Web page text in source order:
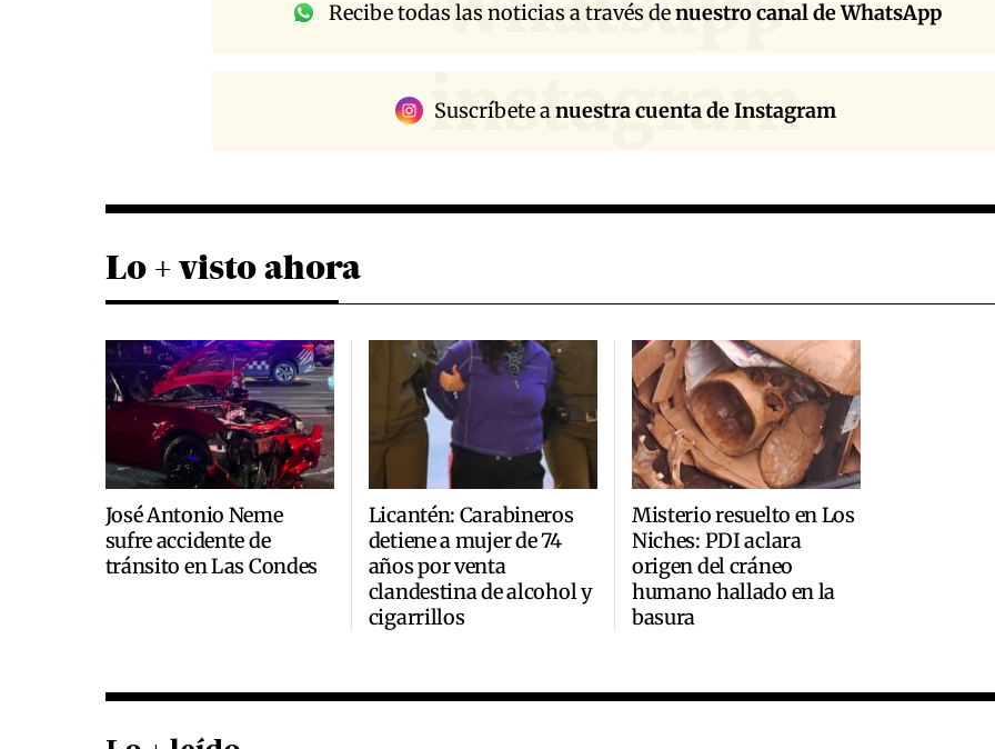
Recibe todas las noticias a través denuestro canal de WhatsApp
instagram
Suscríbete anuestra cuenta de Instagram
Lo + visto ahora
José Antonio Neme
sufre accidente de
tránsito en Las Condes
Licantén: Carabineros
detiene a mujer de 74
años por venta
clandestina de alcohol y
cigarrillos
Misterio resuelto en Los
Niches: PDI aclara
origen del cráneo
humano hallado en la
basura